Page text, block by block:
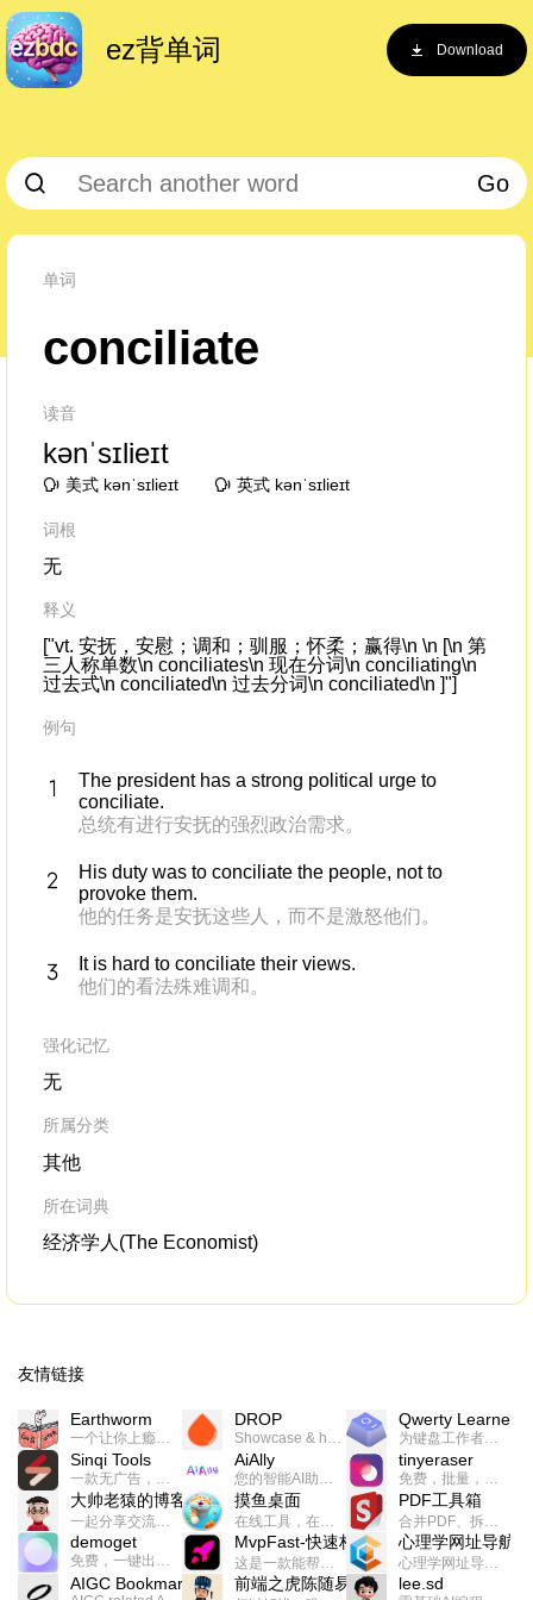
ez背单词 Download
Go
单词
conciliate
读音
kənˈsɪlieɪt
美式 kənˈsɪlieɪt 英式 kənˈsɪlieɪt
词根
无
释义
["vt. 安抚，安慰；调和；驯服；怀柔；赢得\n \n [\n 第
三人称单数\n conciliates\n 现在分词\n conciliating\n
过去式\n conciliated\n 过去分词\n conciliated\n ]"]
例句
The president has a strong political urge to
conciliate.
总统有进行安抚的强烈政治需求。
His duty was to conciliate the people, not to
provoke them.
他的任务是安抚这些人，而不是激怒他们。
It is hard to conciliate their views.
他们的看法殊难调和。
强化记忆
无
所属分类
其他
所在词典
经济学人(The Economist)
友情链接
Earthworm
一个让你上瘾的英语学习工具，使用 连词成句 、 i + 1 、 以终为始等学习理论来帮助你习得英语，通过不断的重复形成肌肉记忆，最重要的是 游戏化 的形式让学习英语从此不再痛苦
DROP
Showcase & host your work in extraordinary ways.不限速文件分享，托管，建站平台
Qwerty Learner
为键盘工作者设计的单词与肌肉记忆锻炼软件
Sinqi Tools
一款无广告，界面清爽的神奇在线小工具集合，范围包括但不限于：开发，设计，日常生活等
AiAlly
您的智能AI助手解决方案。提供24/7全天候的高效虚拟员工服务，助力个人和组织提升生产力、激发创新潜能。
tinyeraser
免费，批量，快速，一键换背景的桌面软件
大帅老猿的博客
一起分享交流生活学习，出海赚钱，编程技术，远程工作，优秀产品等相关话题。希望大家都能有所收获。
摸鱼桌面
在线工具，在线游戏，电影，小说各种有趣的资源这里都有
PDF工具箱
合并PDF、拆分PDF、旋转PDF、裁剪PDF、转换PDF、加密PDF、解密PDF、PDF加水印等多种PDF处理功能
demoget
免费，一键出成片的录屏Demo软件。支持4K导出，立即下载使用。
MvpFast-快速构建网站应用
这是一款能帮助你快速构建个人网站的应用，使用最新的前端技术栈，集成登录、鉴权、手机、邮箱、数据库、博客、文章、支付等等网站所需要的功能，你只需要花几个小时开发你的核心功能就可以上线，一次购买，永久拥有
心理学网址导航
心理学网址导航(psyhhub.org),着力打造国内心理学资源平台，是一个心理学网址资源大全，提供心理学学习,心理学考研,英语自学,计算机自学等众多学习内容。
AIGC Bookmarks 前端之虎陈随易 lee.sd